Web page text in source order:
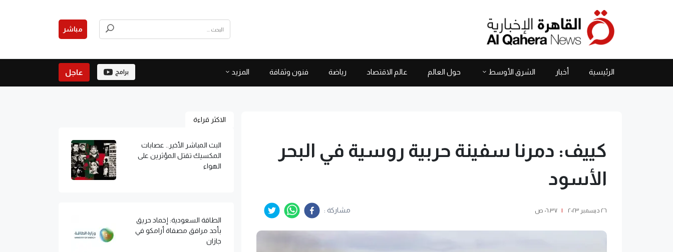
مباشر
الرئيسية أخبار الشرق الأوسط حول العالم عالم الاقتصاد رياضة فنون وثقافة المزيد برامج عاجل
كييف: دمرنا سفينة حربية روسية في البحر
الأسود
٢٦ ديسمبر ٢٠٢٣ | ٠٦:٣٧ ص مشاركة :
الاكثر قراءة
البث المباشر الأخير.. عصابات
المكسيك تقتل المؤثرين على
الهواء
الطاقة السعودية: إخماد حريق
بأحد مرافق مصفاة أرامكو في
جازان